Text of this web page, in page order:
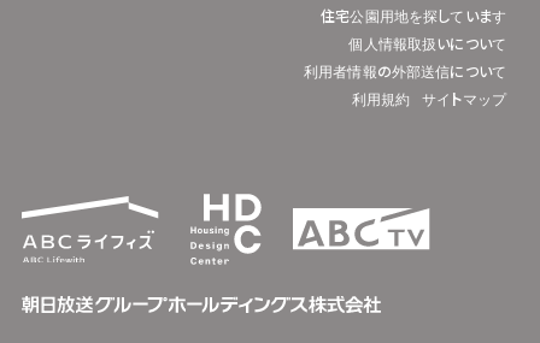
住宅公園用地を探しています
個人情報取扱いについて
利用者情報の外部送信について
利用規約
サイトマップ